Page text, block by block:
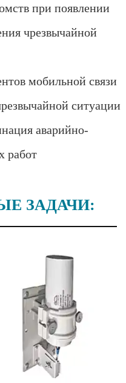
при появлении
чрезвычайной
мобильной связи
ситуации
аварийно-
работ
ЗАДАЧИ: